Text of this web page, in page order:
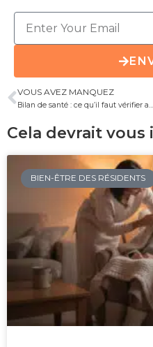
VOUS AVEZ MANQUEZ
Bilan de santé : ce qu’il faut vérifier après 60 ans
Cela devrait vous
BIEN-ÊTRE DES RÉSIDENTS